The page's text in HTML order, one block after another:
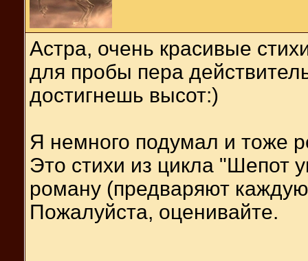
Астра, очень красивые
для пробы пера
достигнешь высот:)
Я немного подумал и тоже
Это стихи из цикла "Шепот
роману (предваряют
Пожалуйста, оценивайте.